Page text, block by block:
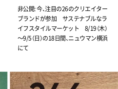
非公開: 今、注目の26のクリエイター
ブランドが参加 サステナブルなラ
イフスタイルマーケット 8/19（木）
～9/5（日）の18日間、ニュウマン横浜
にて